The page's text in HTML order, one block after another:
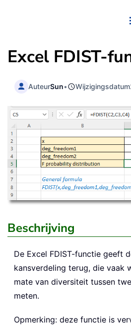
Excel FDIST-
AuteurSun• Wijzigingsdatum
Beschrijving
De Excel FDIST-functie geeft
kansverdeling terug, die vaak
mate van diversiteit tussen
meten.
Opmerking: deze functie is